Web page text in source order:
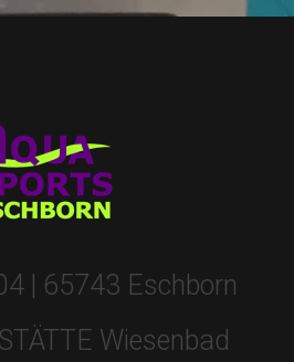
| 65743 Eschborn
Wiesenbad